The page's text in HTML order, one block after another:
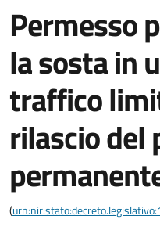
Permesso
la sosta in
traffico
rilascio del
(